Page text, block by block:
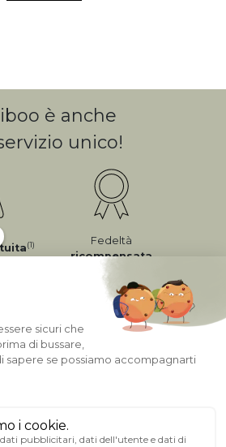
è anche
unico!
(1)
Fedeltà
ricompensata
sicuro